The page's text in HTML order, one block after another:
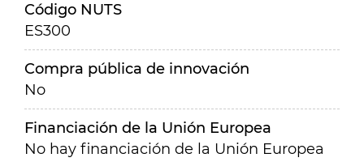
Código NUTS
ES300
Compra pública de innovación
No
Financiación de la Unión Europea
No hay financiación de la Unión Europea